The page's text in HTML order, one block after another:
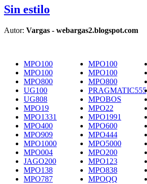
Sin estilo
Autor: Vargas - webargas2.blogspot.com
MPO100 MPO100
MPO100
MPO100
MPO800
MPO800
UG100
PRAGMATIC555
UG808
MPOBOS
MPO19
MPO22
MPO1331
MPO1991
MPO400
MPO600
MPO909
MPO444
MPO1000
MPO5000
MPO004
MPO200
JAGO200
MPO123
MPO138
MPO838
MPO787
MPOQQ